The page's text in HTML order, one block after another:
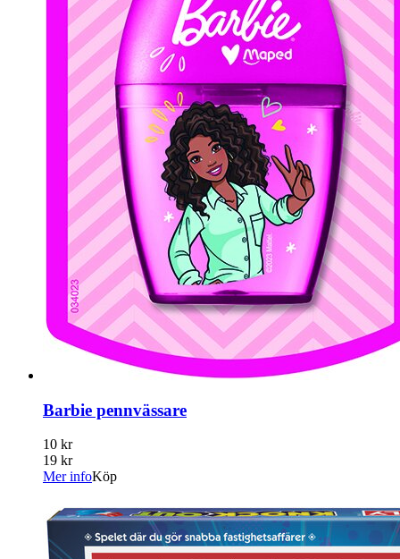
Barbie pennvässare
10 kr
19 kr
Mer infoKöp